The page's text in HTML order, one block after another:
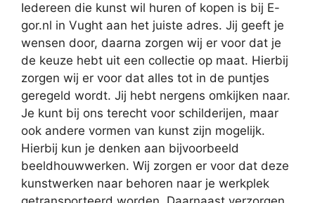
Iedereen die kunst wil huren of kopen is bij E-
gor.nl in Vught aan het juiste adres. Jij geeft je
wensen door, daarna zorgen wij er voor dat je
de keuze hebt uit een collectie op maat. Hierbij
zorgen wij er voor dat alles tot in de puntjes
geregeld wordt. Jij hebt nergens omkijken naar.
Je kunt bij ons terecht voor schilderijen, maar
ook andere vormen van kunst zijn mogelijk.
Hierbij kun je denken aan bijvoorbeeld
beeldhouwwerken. Wij zorgen er voor dat deze
kunstwerken naar behoren naar je werkplek